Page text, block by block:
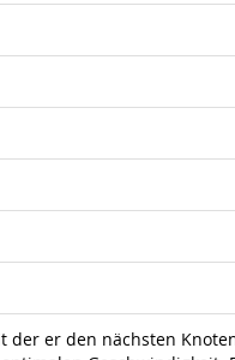
der er den nächsten